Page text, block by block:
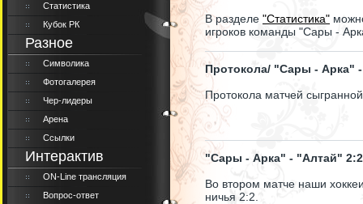
Статистика
Кубок РК
Разное
Символика
Фотогалерея
Чер-лидеры
Арена
Ссылки
Интерактив
ON-Line трансляция
Вопрос-ответ
В разделе "Статистика"
игроков команды "Сары -
Протокола/ "Сары - Арка"
Протокола матчей
"Сары - Арка" - "Алтай" 2:2
Во втором матче наши
ничья 2:2.